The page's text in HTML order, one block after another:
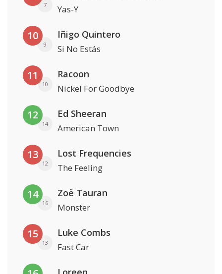
7 Yas-Y
10
9
Iñigo Quintero
Si No Estás
11
10
Racoon
Nickel For Goodbye
12
14
Ed Sheeran
American Town
13
12
Lost Frequencies
The Feeling
14
16
Zoë Tauran
Monster
15
13
Luke Combs
Fast Car